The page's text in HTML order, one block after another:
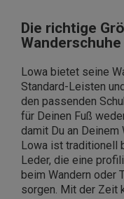
Die richtige
Lowa bietet seine
Standard-Leisten
den passenden
für Deinen Fuß
damit Du an Deinem
Lowa ist traditionell
Leder, die eine
beim Wandern oder
sorgen. Mit der Zeit